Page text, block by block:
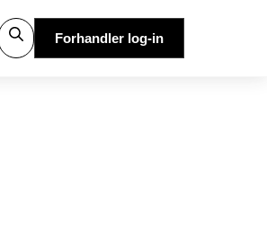
Forhandler log-in